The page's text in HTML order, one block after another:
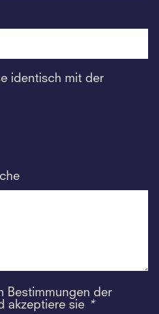
identisch mit der
Bestimmungen der
akzeptiere sie *